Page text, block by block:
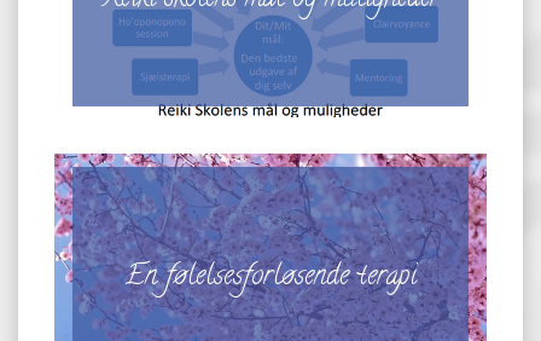
En følelsesforløsende terapi